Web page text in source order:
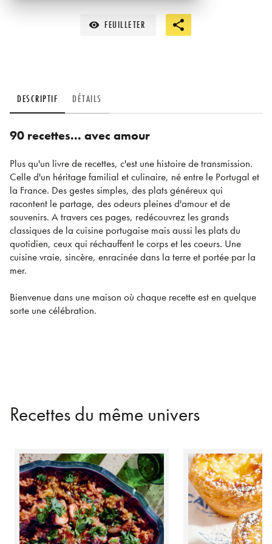
visibility FEUILLETER
DESCRIPTIF DÉTAILS
90 recettes... avec amour
Plus qu'un livre de recettes, c'est une histoire de transmission.
Celle d'un héritage familial et culinaire, né entre le Portugal et
la France. Des gestes simples, des plats généreux qui
racontent le partage, des odeurs pleines d'amour et de
souvenirs. A travers ces pages, redécouvrez les grands
classiques de la cuisine portugaise mais aussi les plats du
quotidien, ceux qui réchauffent le corps et les coeurs. Une
cuisine vraie, sincère, enracinée dans la terre et portée par la
mer.
Bienvenue dans une maison où chaque recette est en quelque
sorte une célébration.
Recettes du même univers